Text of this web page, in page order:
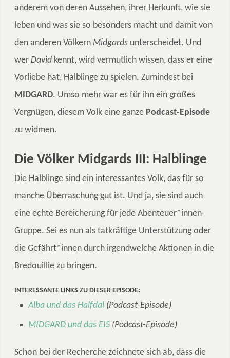
anderem von deren Aussehen, ihrer Herkunft, wie sie
leben und was sie so besonders macht und damit von
den anderen Völkern Midgards unterscheidet. Und
wer David kennt, wird vermutlich wissen, dass er eine
Vorliebe hat, Halblinge zu spielen. Zumindest bei
MIDGARD. Umso mehr war es für ihn ein großes
Vergnügen, diesem Volk eine ganze Podcast-Episode
zu widmen.
Die Völker Midgards III: Halblinge
Die Halblinge sind ein interessantes Volk, das für so
manche Überraschung gut ist. Und ja, sie sind auch
eine echte Bereicherung für jede Abenteuer*innen-
Gruppe. Sei es nun als tatkräftige Unterstützung oder
die Gefährt*innen durch irgendwelche Aktionen in die
Bredouillie zu bringen.
INTERESSANTE LINKS ZU DIESER EPISODE:
Alba und das Halfdal (Podcast-Episode)
MIDGARD und das EIS (Podcast-Episode)
Schon bei der Recherche zeichnete sich ab, dass die